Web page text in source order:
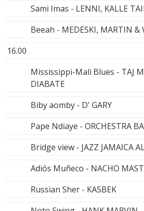
Sami Imas - LENNI, KALLE
Beeah - MEDESKI, MARTIN &
16.00
Mississippi-Mali Blues - TAJ
DIABATE
Biby aomby - D' GARY
Pape Ndiaye - ORCHESTRA
Bridge view - JAZZ JAMAICA
Adiós Muñeco - NACHO
Russian Sher - KASBEK